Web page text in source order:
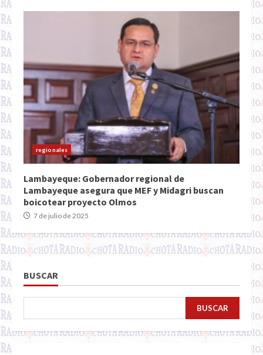
regionales
Lambayeque: Gobernador regional de
Lambayeque asegura que MEF y Midagri buscan
boicotear proyecto Olmos
7 de julio de 2025
BUSCAR
BUSCAR